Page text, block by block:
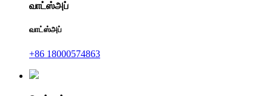
வாட்ஸ்அப்
வாட்ஸ்அப்
+86 18000574863